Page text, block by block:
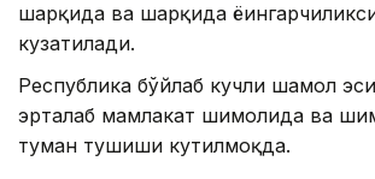
шарқида ва шарқида
кузатилади.
Республика бўйлаб кучли шамол
эрталаб мамлакат шимолида ва
туман тушиши кутилмоқда.